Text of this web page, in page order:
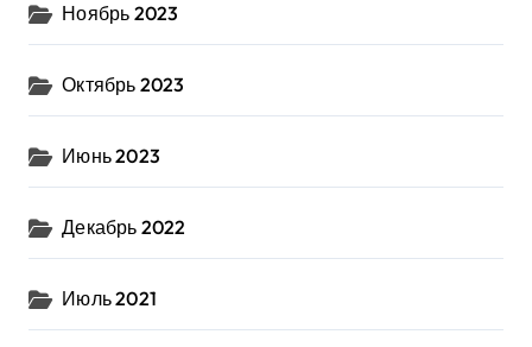
Ноябрь 2023
Октябрь 2023
Июнь 2023
Декабрь 2022
Июль 2021